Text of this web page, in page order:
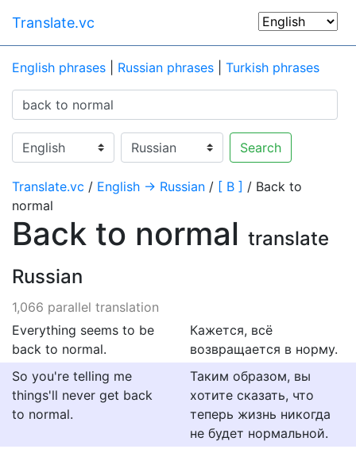
Translate.vc
English phrases Russian phrases Turkish phrases
Search
Translate.vc / English → Russian / [ B ] / Back to
normal
Back to normal translate
Russian
1,066 parallel translation
Everything seems to be
back to normal.
Кажется, всё
возвращается в норму.
So you're telling me
things'll never get back
to normal.
Таким образом, вы
хотите сказать, что
теперь жизнь никогда
не будет нормальной.